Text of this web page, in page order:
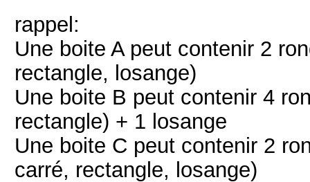
rappel:
Une boite A peut contenir 2
rectangle, losange)
Une boite B peut contenir 4
rectangle) + 1 losange
Une boite C peut contenir 2
carré, rectangle, losange)